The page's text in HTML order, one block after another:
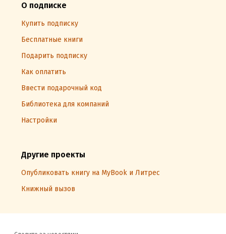
О подписке
Купить подписку
Бесплатные книги
Подарить подписку
Как оплатить
Ввести подарочный код
Библиотека для компаний
Настройки
Другие проекты
Опубликовать книгу на MyBook и Литрес
Книжный вызов